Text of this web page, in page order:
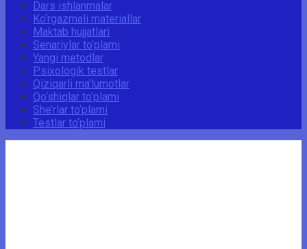
Dars ishlanmalar
Ko‘rgazmali materiallar
Maktab hujjatlari
Senariylar to‘plami
Yangi metodlar
Psixologik testlar
Qiziqarli ma’lumotlar
Qo‘shiqlar to‘plami
She’rlar to‘plami
Testlar to‘plami